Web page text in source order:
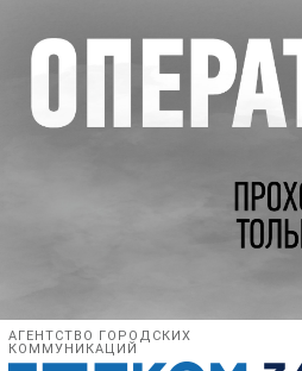
АГЕНТСТВО ГОРОДСКИХ
КОММУНИКАЦИЙ